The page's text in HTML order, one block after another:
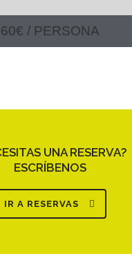
60€ / PERSONA
UNA RESERVA?
ESCRÍBENOS
IR A RESERVAS